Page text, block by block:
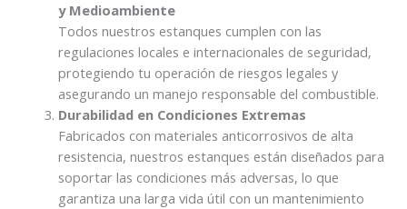
y Medioambiente
Todos nuestros estanques cumplen con las
regulaciones locales e internacionales de seguridad,
protegiendo tu operación de riesgos legales y
asegurando un manejo responsable del combustible.
Durabilidad en Condiciones Extremas
Fabricados con materiales anticorrosivos de alta
resistencia, nuestros estanques están diseñados para
soportar las condiciones más adversas, lo que
garantiza una larga vida útil con un mantenimiento